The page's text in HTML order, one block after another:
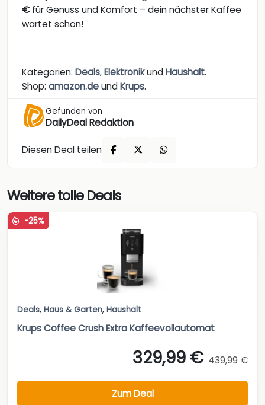
€für Genuss und Komfort – dein nächster Kaffee
wartet schon!
Kategorien: Deals,ElektronikundHaushalt.
Shop: amazon.deundKrups.
Gefunden von
DailyDeal Redaktion
Diesen Deal teilen
Weitere tolle Deals
-25%
Deals, Haus & Garten, Haushalt
Krups Coffee Crush Extra Kaffeevollautomat
329,99 € 439,99 €
Zum Deal